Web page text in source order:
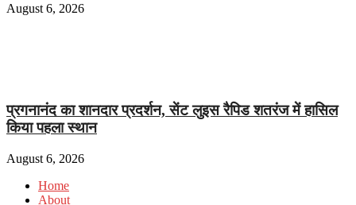
August 6, 2026
प्रगनानंद का शानदार प्रदर्शन, सेंट लुइस रैपिड शतरंज में हासिल
किया पहला स्थान
August 6, 2026
Home
About